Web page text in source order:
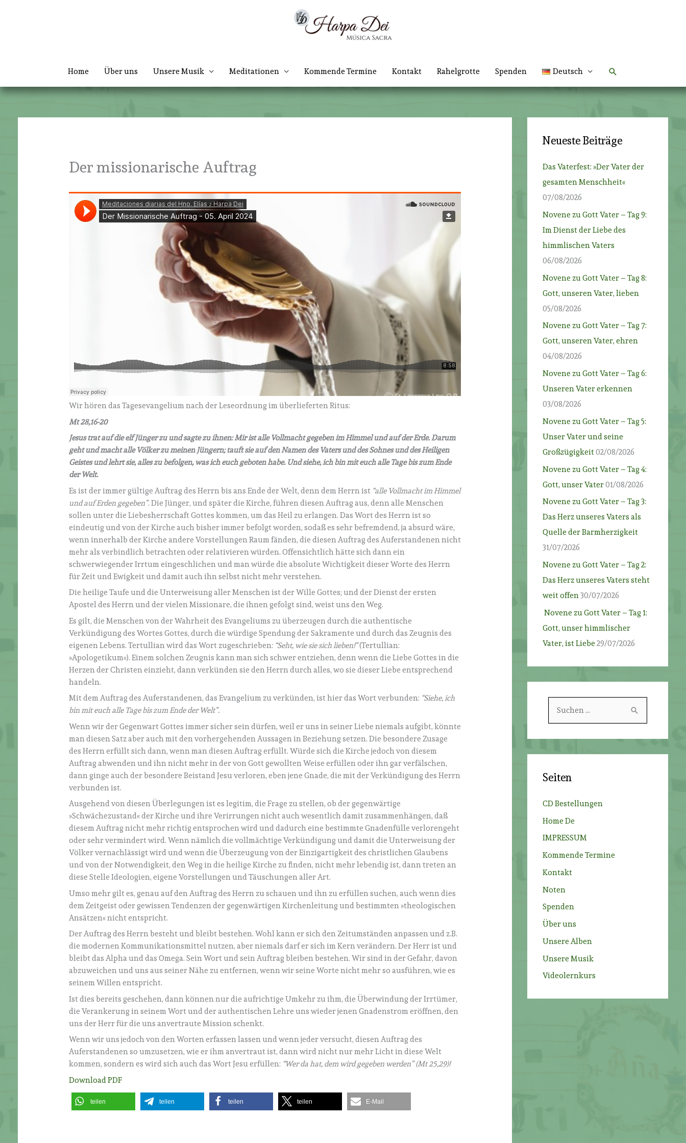
Home Über uns Unsere Musik Meditationen Kommende Termine Kontakt Rahelgrotte Spenden Deutsch Suchen
Der missionarische Auftrag
Wir hören das Tagesevangelium nach der Leseordnung im überlieferten Ritus:
Mt 28,16-20
Jesus trat auf die elf Jünger zu und sagte zu ihnen: Mir ist alle Vollmacht gegeben im Himmel und auf der Erde. Darum
geht und macht alle Völker zu meinen Jüngern; tauft sie auf den Namen des Vaters und des Sohnes und des Heiligen
Geistes und lehrt sie, alles zu befolgen, was ich euch geboten habe. Und siehe, ich bin mit euch alle Tage bis zum Ende
der Welt.
Es ist der immer gültige Auftrag des Herrn bis ans Ende der Welt, denn dem Herrn ist “alle Vollmacht im Himmel
und auf Erden gegeben”. Die Jünger, und später die Kirche, führen diesen Auftrag aus, denn alle Menschen
sollen unter die Liebesherrschaft Gottes kommen, um das Heil zu erlangen. Das Wort des Herrn ist so
eindeutig und von der Kirche auch bisher immer befolgt worden, sodaß es sehr befremdend, ja absurd wäre,
wenn innerhalb der Kirche andere Vorstellungen Raum fänden, die diesen Auftrag des Auferstandenen nicht
mehr als verbindlich betrachten oder relativieren würden. Offensichtlich hätte sich dann ein
schwerwiegender Irrtum eingeschlichen und man würde die absolute Wichtigkeit dieser Worte des Herrn
für Zeit und Ewigkeit und damit auch ihn selbst nicht mehr verstehen.
Die heilige Taufe und die Unterweisung aller Menschen ist der Wille Gottes; und der Dienst der ersten
Apostel des Herrn und der vielen Missionare, die ihnen gefolgt sind, weist uns den Weg.
Es gilt, die Menschen von der Wahrheit des Evangeliums zu überzeugen durch die authentische
Verkündigung des Wortes Gottes, durch die würdige Spendung der Sakramente und durch das Zeugnis des
eigenen Lebens. Tertullian wird das Wort zugeschrieben: “Seht, wie sie sich lieben!”(Tertullian:
»Apologetikum«). Einem solchen Zeugnis kann man sich schwer entziehen, denn wenn die Liebe Gottes in die
Herzen der Christen einzieht, dann verkünden sie den Herrn durch alles, wo sie dieser Liebe entsprechend
handeln.
Mit dem Auftrag des Auferstandenen, das Evangelium zu verkünden, ist hier das Wort verbunden: “Siehe, ich
bin mit euch alle Tage bis zum Ende der Welt”.
Wenn wir der Gegenwart Gottes immer sicher sein dürfen, weil er uns in seiner Liebe niemals aufgibt, könnte
man diesen Satz aber auch mit den vorhergehenden Aussagen in Beziehung setzen. Die besondere Zusage
des Herrn erfüllt sich dann, wenn man diesen Auftrag erfüllt. Würde sich die Kirche jedoch von diesem
Auftrag abwenden und ihn nicht mehr in der von Gott gewollten Weise erfüllen oder ihn gar verfälschen,
dann ginge auch der besondere Beistand Jesu verloren, eben jene Gnade, die mit der Verkündigung des Herrn
verbunden ist.
Ausgehend von diesen Überlegungen ist es legitim, die Frage zu stellen, ob der gegenwärtige
»Schwächezustand« der Kirche und ihre Verirrungen nicht auch wesentlich damit zusammenhängen, daß
diesem Auftrag nicht mehr richtig entsprochen wird und dadurch eine bestimmte Gnadenfülle verlorengeht
oder sehr vermindert wird. Wenn nämlich die vollmächtige Verkündigung und damit die Unterweisung der
Völker vernachlässigt wird und wenn die Überzeugung von der Einzigartigkeit des christlichen Glaubens
und von der Notwendigkeit, den Weg in die heilige Kirche zu finden, nicht mehr lebendig ist, dann treten an
diese Stelle Ideologien, eigene Vorstellungen und Täuschungen aller Art.
Umso mehr gilt es, genau auf den Auftrag des Herrn zu schauen und ihn zu erfüllen suchen, auch wenn dies
dem Zeitgeist oder gewissen Tendenzen der gegenwärtigen Kirchenleitung und bestimmten »theologischen
Ansätzen« nicht entspricht.
Der Auftrag des Herrn besteht und bleibt bestehen. Wohl kann er sich den Zeitumständen anpassen und z.B.
die modernen Kommunikationsmittel nutzen, aber niemals darf er sich im Kern verändern. Der Herr ist und
bleibt das Alpha und das Omega. Sein Wort und sein Auftrag bleiben bestehen. Wir sind in der Gefahr, davon
abzuweichen und uns aus seiner Nähe zu entfernen, wenn wir seine Worte nicht mehr so ausführen, wie es
seinem Willen entspricht.
Ist dies bereits geschehen, dann können nur die aufrichtige Umkehr zu ihm, die Überwindung der Irrtümer,
die Verankerung in seinem Wort und der authentischen Lehre uns wieder jenen Gnadenstrom eröffnen, den
uns der Herr für die uns anvertraute Mission schenkt.
Wenn wir uns jedoch von den Worten erfassen lassen und wenn jeder versucht, diesen Auftrag des
Auferstandenen so umzusetzen, wie er ihm anvertraut ist, dann wird nicht nur mehr Licht in diese Welt
kommen, sondern es wird sich auch das Wort Jesu erfüllen: “Wer da hat, dem wird gegeben werden” (Mt 25,29)!
Download PDF
teilen teilen teilen teilen E-Mail
Neueste Beiträge
Das Vaterfest: »Der Vater der
gesamten Menschheit«
07/08/2026
Novene zu Gott Vater – Tag 9:
Im Dienst der Liebe des
himmlischen Vaters
06/08/2026
Novene zu Gott Vater – Tag 8:
Gott, unseren Vater, lieben
05/08/2026
Novene zu Gott Vater – Tag 7:
Gott, unseren Vater, ehren
04/08/2026
Novene zu Gott Vater – Tag 6:
Unseren Vater erkennen
03/08/2026
Novene zu Gott Vater – Tag 5:
Unser Vater und seine
Großzügigkeit02/08/2026
Novene zu Gott Vater – Tag 4:
Gott, unser Vater01/08/2026
Novene zu Gott Vater – Tag 3:
Das Herz unseres Vaters als
Quelle der Barmherzigkeit
31/07/2026
Novene zu Gott Vater – Tag 2:
Das Herz unseres Vaters steht
weit offen30/07/2026
Novene zu Gott Vater – Tag 1:
Gott, unser himmlischer
Vater, ist Liebe 29/07/2026
n
h
:
Seiten
CD Bestellungen
Home De
IMPRESSUM
Kommende Termine
Kontakt
Noten
Spenden
Über uns
Unsere Alben
Unsere Musik
Videolernkurs